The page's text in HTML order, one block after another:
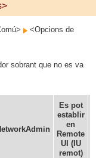
<Opcions de
sobrant que no es va
Es pot
establir
en
Remote
UI (IU
remot)